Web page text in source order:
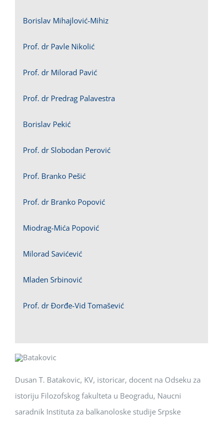
Borislav Mihajlović-Mihiz
Prof. dr Pavle Nikolić
Prof. dr Milorad Pavić
Prof. dr Predrag Palavestra
Borislav Pekić
Prof. dr Slobodan Perović
Prof. Branko Pešić
Prof. dr Branko Popović
Miodrag-Mića Popović
Milorad Savićević
Mladen Srbinović
Prof. dr Đorđe-Vid Tomašević
Dusan T. Batakovic, KV, istoricar, docent na Odseku za
istoriju Filozofskog fakulteta u Beogradu, Naucni
saradnik Instituta za balkanoloske studije Srpske